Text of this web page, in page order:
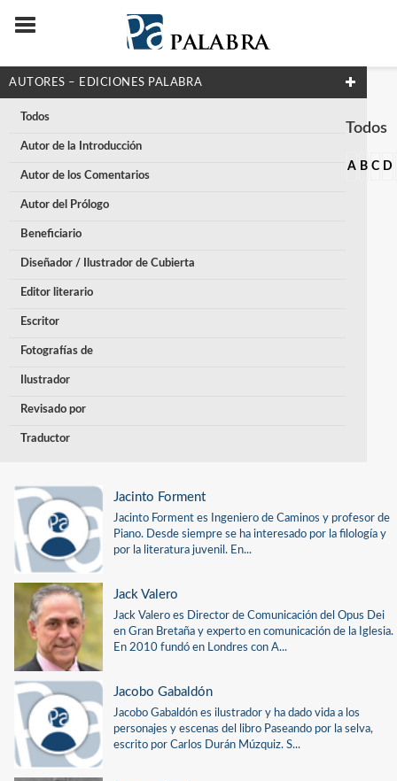
AUTORES – EDICIONES PALABRA
Todos
Autor de la Introducción
Autor de los Comentarios
Autor del Prólogo
Beneficiario
Diseñador / Ilustrador de Cubierta
Editor literario
Escritor
Fotografías de
Ilustrador
Revisado por
Traductor
Todos
A B C D
Jacinto Forment
Jacinto Forment es Ingeniero de Caminos y profesor de
Piano. Desde siempre se ha interesado por la filología y
por la literatura juvenil. En...
Jack Valero
Jack Valero es Director de Comunicación del Opus Dei
en Gran Bretaña y experto en comunicación de la Iglesia.
En 2010 fundó en Londres con A...
Jacobo Gabaldón
Jacobo Gabaldón es ilustrador y ha dado vida a los
personajes y escenas del libro Paseando por la selva,
escrito por Carlos Durán Múzquiz. S...